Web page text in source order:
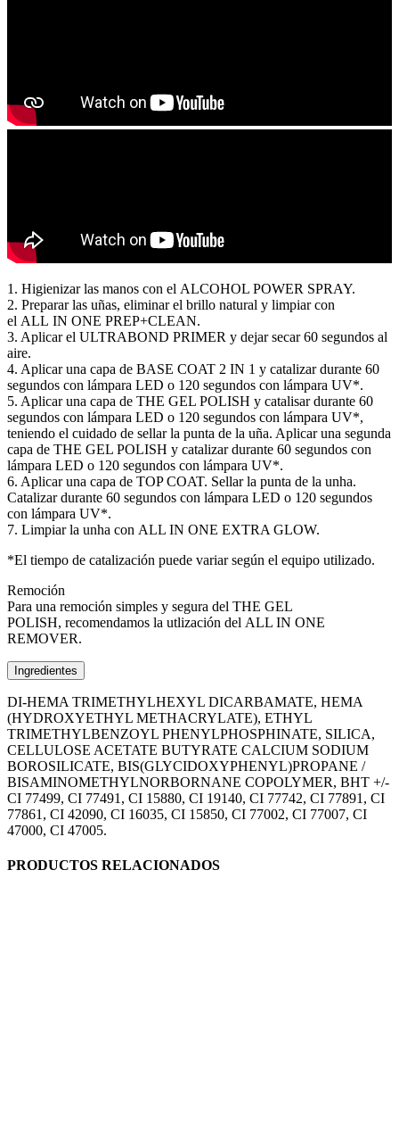
1. Higienizar las manos con el ALCOHOL POWER SPRAY.
2. Preparar las uñas, eliminar el brillo natural y limpiar con
el ALL IN ONE PREP+CLEAN.
3. Aplicar el ULTRABOND PRIMER y dejar secar 60 segundos al
aire.
4. Aplicar una capa de BASE COAT 2 IN 1 y catalizar durante 60
segundos con lámpara LED o 120 segundos con lámpara UV*.
5. Aplicar una capa de THE GEL POLISH y catalisar durante 60
segundos con lámpara LED o 120 segundos con lámpara UV*,
teniendo el cuidado de sellar la punta de la uña. Aplicar una segunda
capa de THE GEL POLISH y catalizar durante 60 segundos con
lámpara LED o 120 segundos con lámpara UV*.
6. Aplicar una capa de TOP COAT. Sellar la punta de la unha.
Catalizar durante 60 segundos con lámpara LED o 120 segundos
con lámpara UV*.
7. Limpiar la unha con ALL IN ONE EXTRA GLOW.
*El tiempo de catalización puede variar según el equipo utilizado.
Remoción
Para una remoción simples y segura del THE GEL
POLISH, recomendamos la utlización del ALL IN ONE
REMOVER.
Ingredientes
DI-HEMA TRIMETHYLHEXYL DICARBAMATE, HEMA
(HYDROXYETHYL METHACRYLATE), ETHYL
TRIMETHYLBENZOYL PHENYLPHOSPHINATE, SILICA,
CELLULOSE ACETATE BUTYRATE CALCIUM SODIUM
BOROSILICATE, BIS(GLYCIDOXYPHENYL)PROPANE /
BISAMINOMETHYLNORBORNANE COPOLYMER, BHT +/-
CI 77499, CI 77491, CI 15880, CI 19140, CI 77742, CI 77891, CI
77861, CI 42090, CI 16035, CI 15850, CI 77002, CI 77007, CI
47000, CI 47005.
PRODUCTOS RELACIONADOS